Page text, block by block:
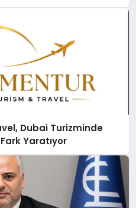
Dubai Turizminde
Yaratıyor